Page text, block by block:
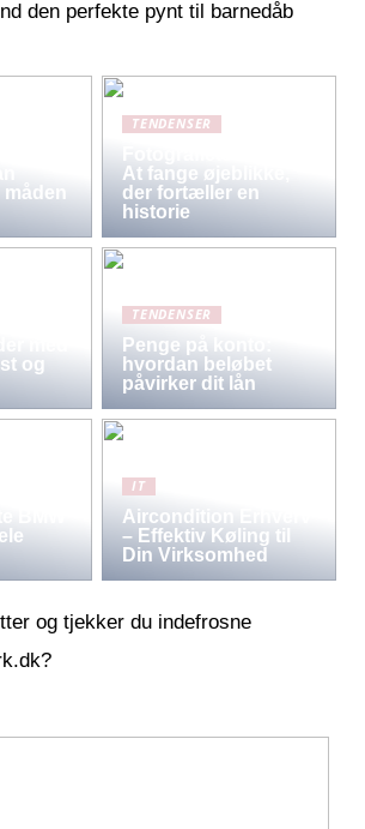
den perfekte pynt til barnedåb
TENDENSER
At fange øjeblikke,
der fortæller en
historie
med
og
TENDENSER
Penge på konto:
hvordan beløbet
påvirker dit lån
BMW
IT
Aircondition Erhverv
– Effektiv Køling til
Din Virksomhed
og tjekker du indefrosne